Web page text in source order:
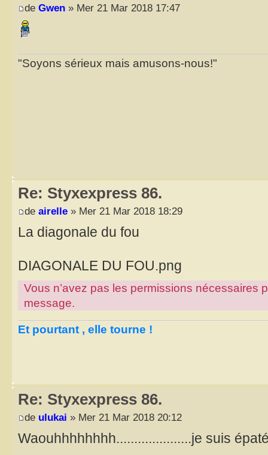
de Gwen » Mer 21 Mar 2018 17:47
"Soyons sérieux mais amusons-nous!"
Re: Styxexpress 86.
de airelle » Mer 21 Mar 2018 18:29
La diagonale du fou
DIAGONALE DU FOU.png
Vous n’avez pas les permissions nécessaires
message.
Et pourtant , elle tourne !
Re: Styxexpress 86.
de ulukai » Mer 21 Mar 2018 20:12
Waouhhhhhhhh.....................je suis